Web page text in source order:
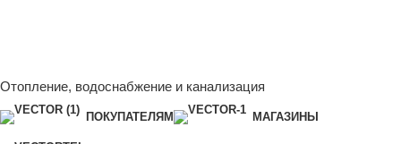
Отопление, водоснабжение и канализация
ПОКУПАТЕЛЯМ МАГАЗИНЫ